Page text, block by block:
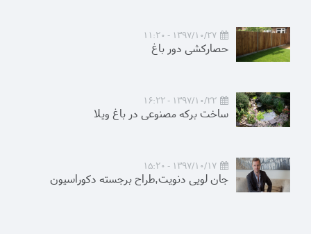
1397/10/27 - 11:20
حصارکشی دور باغ
1397/10/22 - 16:22
ساخت برکه مصنوعی در باغ ویلا
1397/10/17 - 15:20
جان لویی دنویت,طراح برجسته دکوراسیون